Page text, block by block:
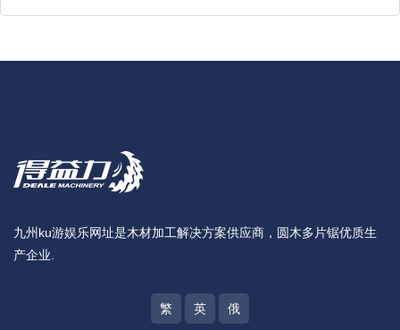
九州ku游娱乐网址是木材加工解决方案供应商，圆木多片锯优质生
产企业.
繁 英 俄